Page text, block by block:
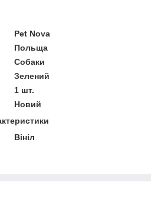
Pet Nova
Польща
Собаки
Зелений
1 шт.
Новий
Вініл